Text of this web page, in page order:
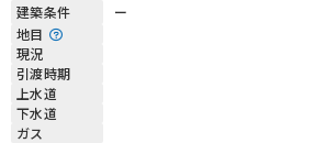
建築条件
ー
地目
現況
引渡時期
上水道
下水道
ガス